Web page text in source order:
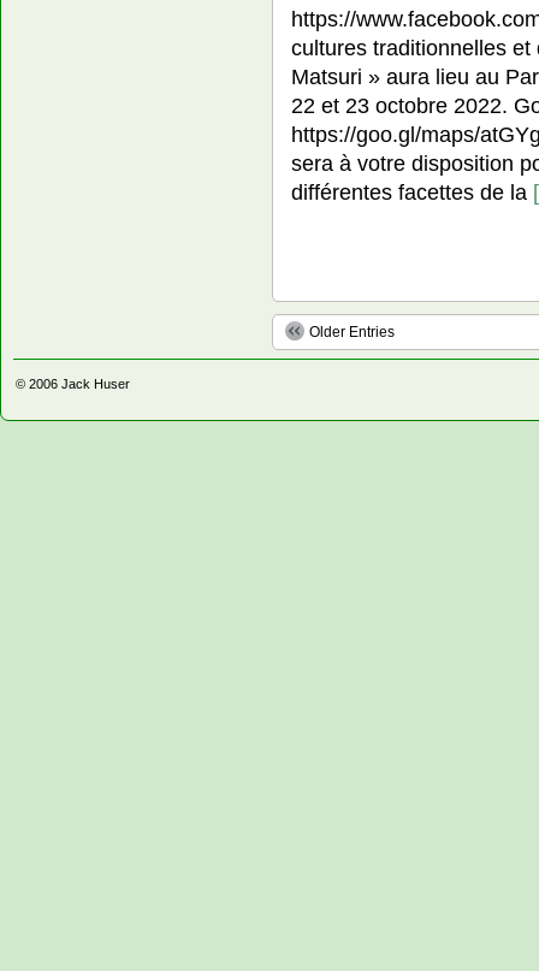
https://
cultures traditionnelles
Matsuri » aura lieu au
22 et 23 octobre 2022.
https://goo.gl/maps/
sera à votre disposition
différentes facettes de la
Older Entries
© 2006 Jack Huser